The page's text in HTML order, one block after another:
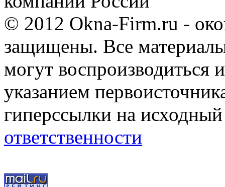
© 2012 Okna-Firm.ru -
защищены. Все
могут воспроизводиться
указанием
гиперссылки на
ответственности